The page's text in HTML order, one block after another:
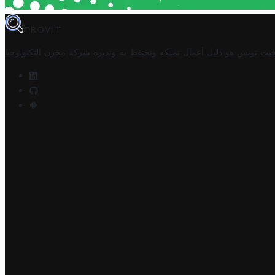
TROVIT
تونس هو دليل أعمال تملكه وتحتفظ به وتديره شركة مخزن التكنولوجيا